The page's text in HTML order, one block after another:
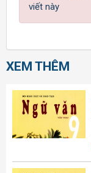
viết này
XEM THÊM